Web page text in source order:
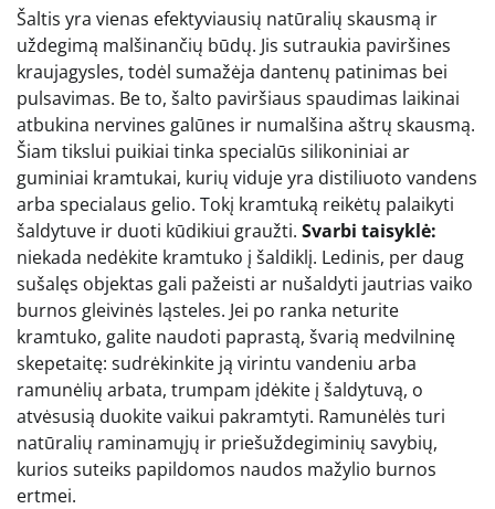
Šaltis yra vienas efektyviausių natūralių skausmą ir
uždegimą malšinančių būdų. Jis sutraukia paviršines
kraujagysles, todėl sumažėja dantenų patinimas bei
pulsavimas. Be to, šalto paviršiaus spaudimas laikinai
atbukina nervines galūnes ir numalšina aštrų skausmą.
Šiam tikslui puikiai tinka specialūs silikoniniai ar
guminiai kramtukai, kurių viduje yra distiliuoto vandens
arba specialaus gelio. Tokį kramtuką reikėtų palaikyti
šaldytuve ir duoti kūdikiui graužti. Svarbi taisyklė:
niekada nedėkite kramtuko į šaldiklį. Ledinis, per daug
sušalęs objektas gali pažeisti ar nušaldyti jautrias vaiko
burnos gleivinės ląsteles. Jei po ranka neturite
kramtuko, galite naudoti paprastą, švarią medvilninę
skepetaitę: sudrėkinkite ją virintu vandeniu arba
ramunėlių arbata, trumpam įdėkite į šaldytuvą, o
atvėsusią duokite vaikui pakramtyti. Ramunėlės turi
natūralių raminamųjų ir priešuždegiminių savybių,
kurios suteiks papildomos naudos mažylio burnos
ertmei.